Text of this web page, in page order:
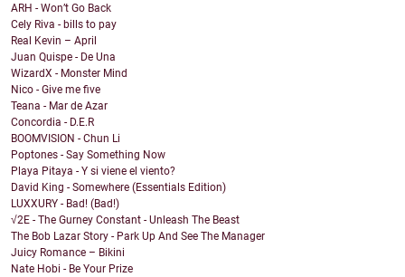
ARH - Won’t Go Back
Cely Riva - bills to pay
Real Kevin – April
Juan Quispe - De Una
WizardX - Monster Mind
Nico - Give me five
Teana - Mar de Azar
Concordia - D.E.R
BOOMVISION - Chun Li
Poptones - Say Something Now
Playa Pitaya - Y si viene el viento?
David King - Somewhere (Essentials Edition)
LUXXURY - Bad! (Bad!)
√2E - The Gurney Constant - Unleash The Beast
The Bob Lazar Story - Park Up And See The Manager
Juicy Romance – Bikini
Nate Hobi - Be Your Prize